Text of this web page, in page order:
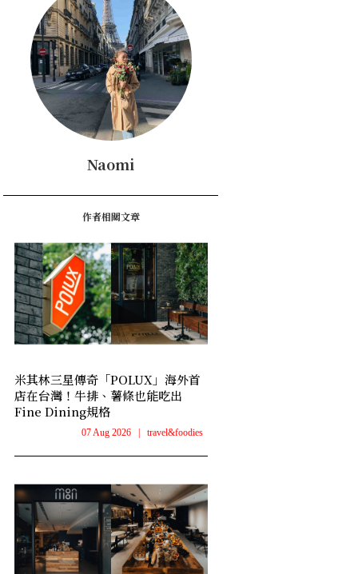
Naomi
作者相關文章
米其林三星傳奇「POLUX」海外首
店在台灣！牛排、薯條也能吃出
Fine Dining規格
07 Aug 2026 | travel&foodies